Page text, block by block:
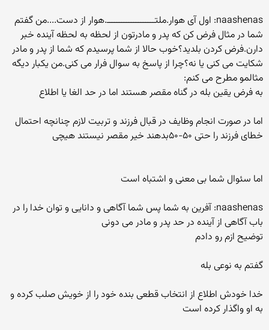
naashenas: اول آی هوار.ملتــــــــــــــــــــ.هوار از دست....من گفتم
شما در مثال فرض کن که پدر و مادرتون از لحظه به لحظه آینده خبر
دارن.فرض کردن بلدید؟خوب حالا از شما پرسیدم که شما از پدر و مادر
شکایت می کنی یا نه؟چرا از پاسخ به سوال فرار می کنی.من یکبار دیگه
مثالمو مطرح می کنم:
به فرض یقین بله در گناه مقصر هستند اما در حد الغا یا اطلاع
اما در صورت انجام وظایف در قبال فرزند و تربیت لازم چنانچه احتمال
خطای فرزند را حتی ۵۰-۵۰بدهند خیر مقصر نیستند هیچی
اما سئوال شما بی معنی و اشتباه است
naashenas: آفرین به شما پس شما آگاهی و دانایی و توان خدا را در
باب آگاهی از آینده در حد پدر و مادر می دونی
توضیح ازم رو دادم
گفتم به نوعی بله
خدا خودش اطلاع از انتخاب قطعی بنده خود را از خویش صلب کرده و
به او واگذار کرده است